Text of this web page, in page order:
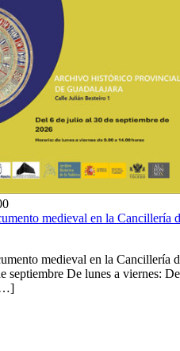
medieval en la Cancillería
medieval en la Cancillería
De lunes a viernes: De